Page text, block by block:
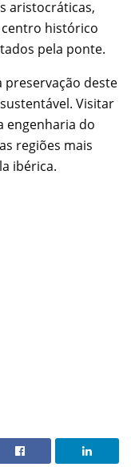
aristocráticas,
histórico
pela ponte.
preservação deste
Visitar
engenharia do
regiões mais
ibérica.